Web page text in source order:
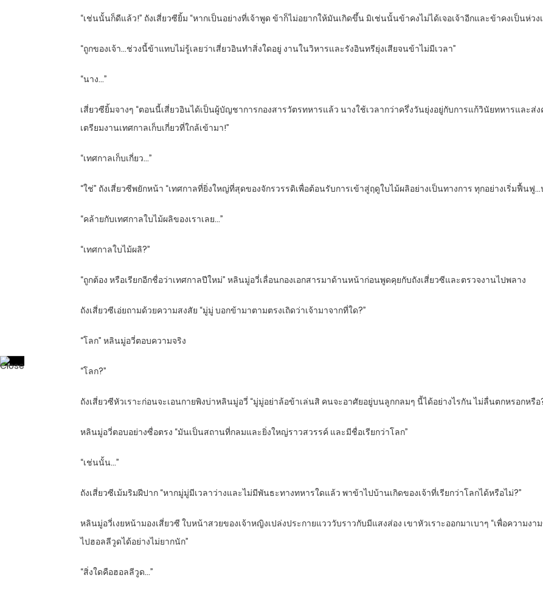
“เช่นนั้นก็ดีแล้ว!” ถังเสี่ยวซียิ้ม “หากเป็นอย่างที่เจ้าพูด ข้าก็ไม่อยากให้มันเกิดขึ้น มิเช่นนั้นข้าคงไม่ได้เจอเจ้าอีกและข้าคงเป็นห่วง
“ถูกของเจ้า…ช่วงนี้ข้าแทบไม่รู้เลยว่าเสี่ยวอินทำสิ่งใดอยู่ งานในวิหารและรังอินทรียุ่งเสียจนข้าไม่มีเวลา”
“นาง…”
เสี่ยวซียิ้มจางๆ “ตอนนี้เสี่ยวอินได้เป็นผู้บัญชาการกองสารวัตรทหารแล้ว นางใช้เวลากว่าครึ่งวันยุ่งอยู่กับการแก้วินัยทหารและ
เตรียมงานเทศกาลเก็บเกี่ยวที่ใกล้เข้ามา!”
“เทศกาลเก็บเกี่ยว…”
“ใช่” ถังเสี่ยวซีพยักหน้า “เทศกาลที่ยิ่งใหญ่ที่สุดของจักรวรรดิเพื่อต้อนรับการเข้าสู่ฤดูใบไม้ผลิอย่างเป็นทางการ ทุกอย่างเริ่มฟื้นฟู
“คล้ายกับเทศกาลใบไม้ผลิของเราเลย…”
“เทศกาลใบไม้ผลิ?”
“ถูกต้อง หรือเรียกอีกชื่อว่าเทศกาลปีใหม่” หลินมู่อวี่เลื่อนกองเอกสารมาด้านหน้าก่อนพูดคุยกับถังเสี่ยวซีและตรวจงานไปพลาง
ถังเสี่ยวซีเอ่ยถามด้วยความสงสัย “มู่มู่ บอกข้ามาตามตรงเถิดว่าเจ้ามาจากที่ใด?”
“โลก” หลินมู่อวี่ตอบความจริง
“โลก?”
ถังเสี่ยวซีหัวเราะก่อนจะเอนกายพิงบ่าหลินมู่อวี่ “มู่มู่อย่าล้อข้าเล่นสิ คนจะอาศัยอยู่บนลูกกลมๆ นี้ได้อย่างไรกัน ไม่ลื่นตกหรอกหรือ
หลินมู่อวี่ตอบอย่างซื่อตรง “มันเป็นสถานที่กลมและยิ่งใหญ่ราวสวรรค์ และมีชื่อเรียกว่าโลก”
“เช่นนั้น…”
ถังเสี่ยวซีเม้มริมฝีปาก “หากมู่มู่มีเวลาว่างและไม่มีพันธะทางทหารใดแล้ว พาข้าไปบ้านเกิดของเจ้าที่เรียกว่าโลกได้หรือไม่?”
หลินมู่อวี่เงยหน้ามองเสี่ยวซี ใบหน้าสวยของเจ้าหญิงเปล่งประกายแวววับราวกับมีแสงส่อง เขาหัวเราะออกมาเบาๆ “เพื่อความง
ไปฮอลลีวูดได้อย่างไม่ยากนัก”
“สิ่งใดคือฮอลลีวูด…”